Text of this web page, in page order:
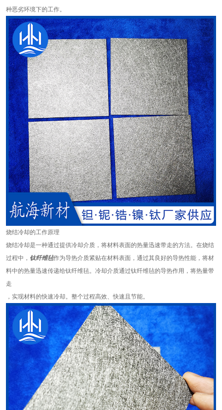
种恶劣环境下的工作。
烧结冷却的工作原理
烧结冷却是一种通过提供冷却介质，将材料表面的热量迅速带走的方法。在烧结
过程中， 钛纤维毡作为导热介质紧贴在材料表面，通过其良好的导热性能，将材
料中的热量迅速传递给钛纤维毡。冷却介质通过钛纤维毡的导热作用，将热量带
走
，实现材料的快速冷却。整个过程高效、快速且节能。